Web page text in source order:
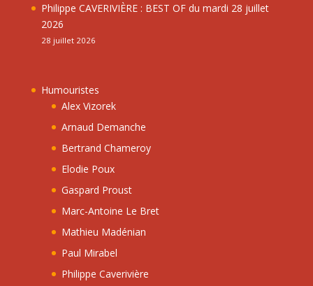
Philippe CAVERIVIÈRE : BEST OF du mardi 28 juillet
2026
28 juillet 2026
Humouristes
Alex Vizorek
Arnaud Demanche
Bertrand Chameroy
Elodie Poux
Gaspard Proust
Marc-Antoine Le Bret
Mathieu Madénian
Paul Mirabel
Philippe Caverivière